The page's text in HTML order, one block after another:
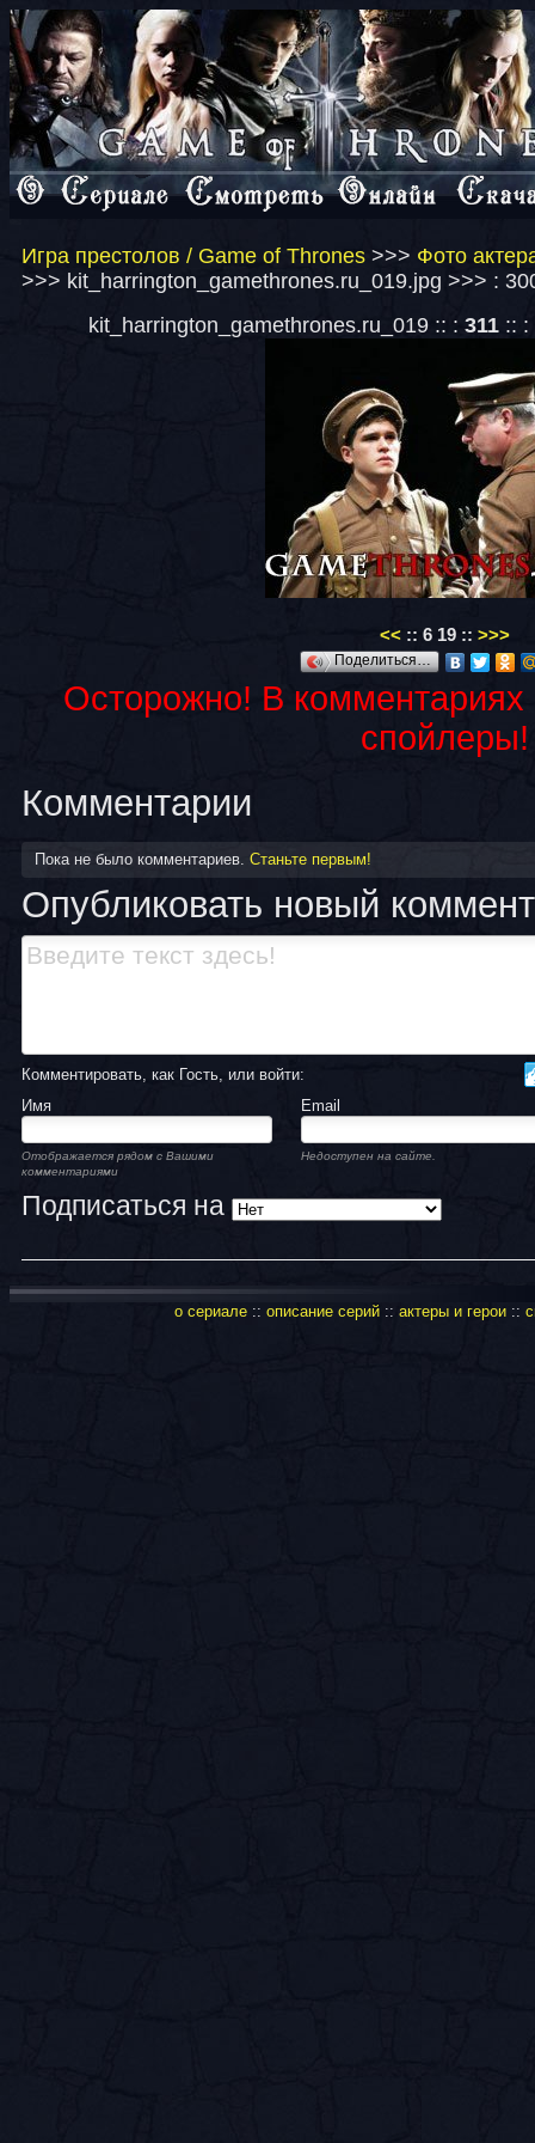
Игра престолов / Game of Thrones >>> Фото
>>> kit_harrington_gamethrones.ru_019.jpg >>> :
kit_harrington_gamethrones.ru_019 :: : 311:: :
<< :: 6 19 :: >>>
Поделиться…
Осторожно! В
спойлеры!
Комментарии
Пока не было комментариев. Станьте первым!
Опубликовать новый
Комментировать, как Гость, или войти:
Имя
Email
Отображается рядом с Вашими
комментариями
Недоступен на сайте.
Подписаться на
о сериале:: описание серий:: актеры и герои::